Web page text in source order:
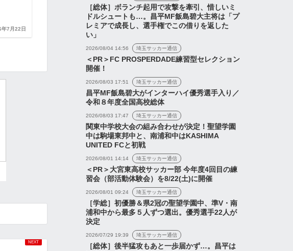
7月22日 2026年7月17日
ど【浦和レッズネタまと
め...
［総体］ボランチ起用で攻撃を牽引、惜しいミ
ドルシュートも…。昌平MF飯島碧大主将は「プ
レミアで成長し、選手権でこの借りを返した
い」
2026/08/04 14:56 埼玉サッカー通信
＜PR＞FC PROSPERDADE練習型セレクション
開催！
2026/08/03 17:51 埼玉サッカー通信
昌平MF飯島碧大がインターハイ優秀選手入り／
令和８年度全国高校総体
2026/08/03 17:47 埼玉サッカー通信
関東中学校大会の組み合わせが決定！聖望学園
中は駒場東邦中と、南浦和中はKASHIMA
UNITED FCと初戦
2026/08/01 14:14 埼玉サッカー通信
＜PR＞大宮東高校サッカー部 今年度4回目の練
習会（部活動体験会）を8/22(土)に開催
2026/08/01 09:24 埼玉サッカー通信
［学総］初優勝＆県2冠の聖望学園中、準V・南
浦和中から最多５人ずつ選出。優秀選手22人が
決定
2026/07/29 19:39 埼玉サッカー通信
［総体］後半猛攻もあと一歩届かず…。昌平は